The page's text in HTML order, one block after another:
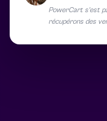
PowerCart s’est
récupérons des